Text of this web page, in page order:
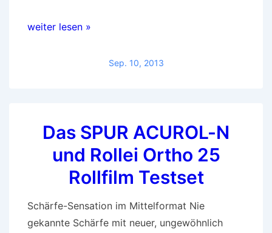
Beispielbild:
SPUR
weiter lesen »
Sep. 10, 2013
Das SPUR ACUROL-N
und Rollei Ortho 25
Rollfilm Testset
Schärfe-Sensation im Mittelformat Nie
gekannte Schärfe mit neuer, ungewöhnlich